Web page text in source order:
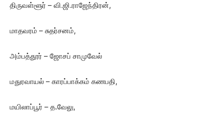
திருவள்ளூர் – வி.ஜி.ராஜேந்திரன்,
மாதவரம் – சுதர்சனம்,
அம்பத்தூர் – ஜோசப் சாமுவேல்
மதுரவாயல் – காரப்பாக்கம் கணபதி,
மயிலாப்பூர் – த.வேலு,